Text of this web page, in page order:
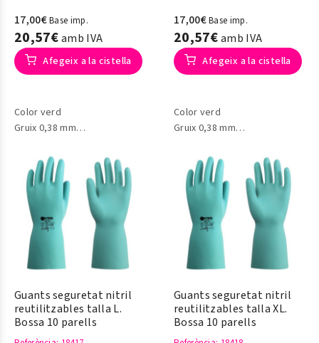
17,00€Base imp.
20,57€amb IVA
Afegeix a la cistella
Color verd
Gruix 0,38 mm
17,00€Base imp.
20,57€amb IVA
Afegeix a la cistella
Color verd
Gruix 0,38 mm
Guants seguretat nitril
reutilitzables talla L.
Bossa 10 parells
Guants seguretat nitril
reutilitzables talla XL.
Bossa 10 parells